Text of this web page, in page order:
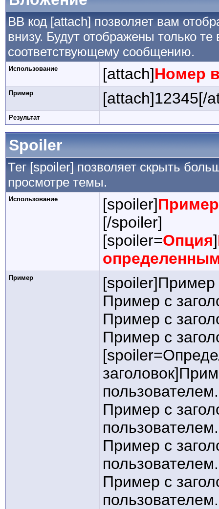
BB код [attach] позволяет вам
внизу. Будут отображены только
соответствующему сообщению.
Использование [attach]Номер
Пример [attach]12345[/
Результат
Spoiler
Тег [spoiler] позволяет скрыть
просмотре темы.
Использование [spoiler]
[/spoiler]
[spoiler=Опция]
Пример
[spoiler]Пример
Пример с
Пример с
Пример с
пользователем.
Пример с
пользователем.
Пример с
пользователем.
Пример с